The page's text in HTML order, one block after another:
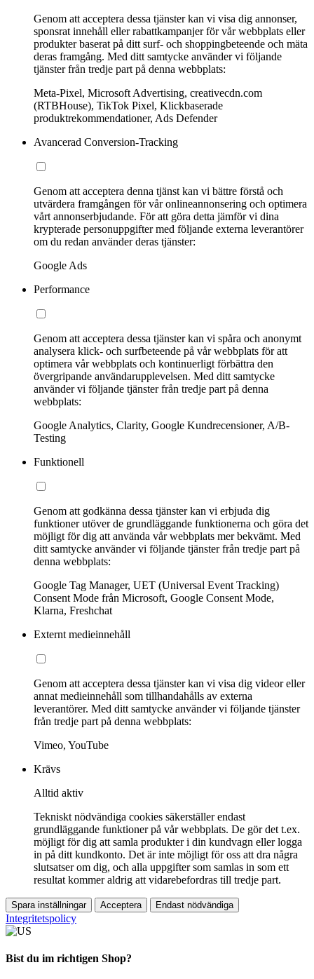
Genom att acceptera dessa tjänster kan vi visa dig annonser,
sponsrat innehåll eller rabattkampanjer för vår webbplats eller
produkter baserat på ditt surf- och shoppingbeteende och mäta
deras framgång. Med ditt samtycke använder vi följande
tjänster från tredje part på denna webbplats:
Meta-Pixel, Microsoft Advertising, creativecdn.com
(RTBHouse), TikTok Pixel, Klickbaserade
produktrekommendationer, Ads Defender
Avancerad Conversion-Tracking
Genom att acceptera denna tjänst kan vi bättre förstå och
utvärdera framgången för vår onlineannonsering och optimera
vårt annonserbjudande. För att göra detta jämför vi dina
krypterade personuppgifter med följande externa leverantörer
om du redan använder deras tjänster:
Google Ads
Performance
Genom att acceptera dessa tjänster kan vi spåra och anonymt
analysera klick- och surfbeteende på vår webbplats för att
optimera vår webbplats och kontinuerligt förbättra den
övergripande användarupplevelsen. Med ditt samtycke
använder vi följande tjänster från tredje part på denna
webbplats:
Google Analytics, Clarity, Google Kundrecensioner, A/B-
Testing
Funktionell
Genom att godkänna dessa tjänster kan vi erbjuda dig
funktioner utöver de grundläggande funktionerna och göra det
möjligt för dig att använda vår webbplats mer bekvämt. Med
ditt samtycke använder vi följande tjänster från tredje part på
denna webbplats:
Google Tag Manager, UET (Universal Event Tracking)
Consent Mode från Microsoft, Google Consent Mode,
Klarna, Freshchat
Externt medieinnehåll
Genom att acceptera dessa tjänster kan vi visa dig videor eller
annat medieinnehåll som tillhandahålls av externa
leverantörer. Med ditt samtycke använder vi följande tjänster
från tredje part på denna webbplats:
Vimeo, YouTube
Krävs
Alltid aktiv
Tekniskt nödvändiga cookies säkerställer endast
grundläggande funktioner på vår webbplats. De gör det t.ex.
möjligt för dig att samla produkter i din kundvagn eller logga
in på ditt kundkonto. Det är inte möjligt för oss att dra några
slutsatser om dig, och alla uppgifter som samlas in som ett
resultat kommer aldrig att vidarebefordras till tredje part.
Spara inställningar Acceptera Endast nödvändiga
Integritetspolicy
Bist du im richtigen Shop?